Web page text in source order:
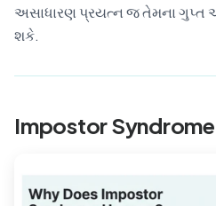
અસાધારણ પ્રયત્ન જ તેમના ગુપ્ત
શકે.
Impostor Syndrome